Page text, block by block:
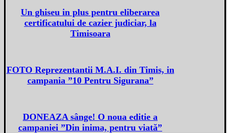
Un ghiseu in plus pentru eliberarea
certificatului de cazier judiciar, la
Timisoara
FOTO Reprezentantii M.A.I. din Timis, in
campania ”10 Pentru Sigurana”
DONEAZA sânge! O noua editie a
campaniei ”Din inima, pentru viată”